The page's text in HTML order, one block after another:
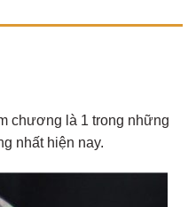
chương là 1 trong những
nhất hiện nay.